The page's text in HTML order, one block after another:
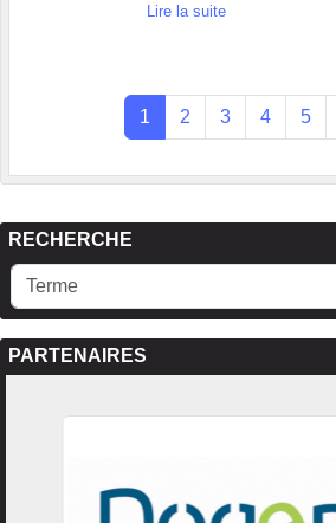
Lire la suite
1 2 3 4 5
RECHERCHE
PARTENAIRES